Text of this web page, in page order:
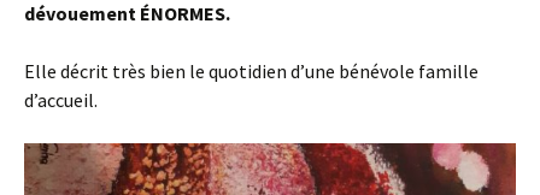
dévouement ÉNORMES.
Elle décrit très bien le quotidien d’une bénévole famille
d’accueil.